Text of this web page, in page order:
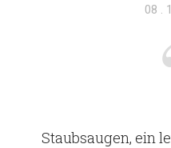
08 .
Staub­saugen, ein